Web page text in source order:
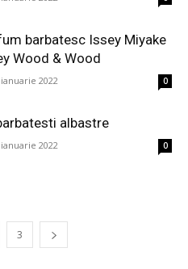
barbatesc Issey Miyake
Wood & Wood
2022 0
albastre
2022 0
3